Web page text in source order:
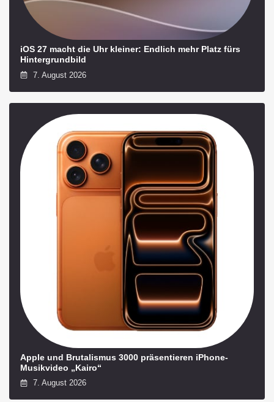
iOS 27 macht die Uhr kleiner: Endlich mehr Platz fürs
Hintergrundbild
7. August 2026
Apple und Brutalismus 3000 präsentieren iPhone-
Musikvideo „Kairo“
7. August 2026